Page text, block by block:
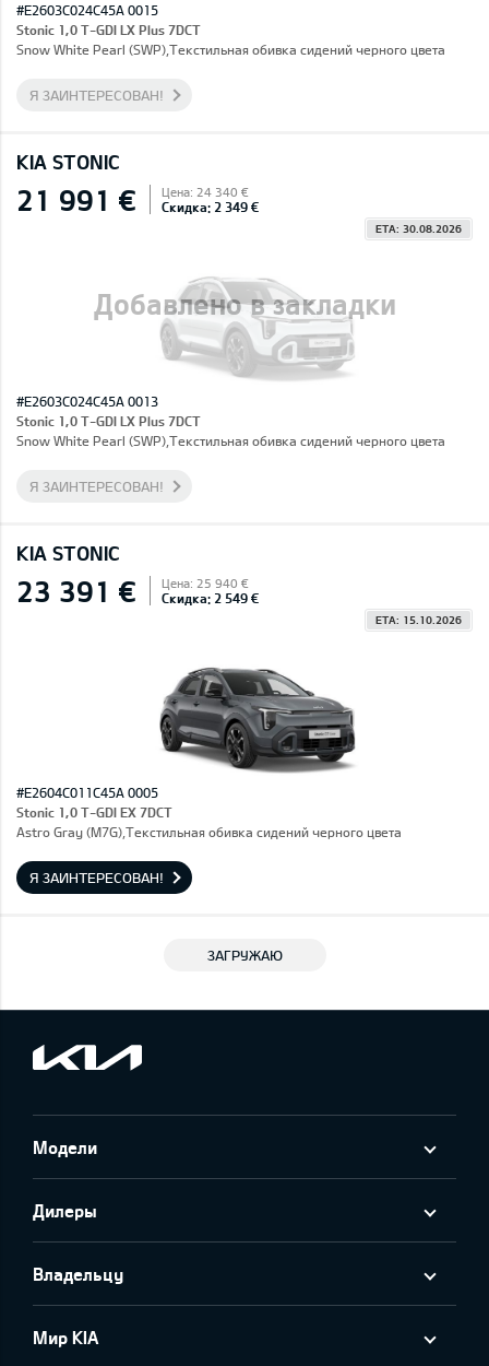
#E2603C024C45A 0015
Stonic 1,0 T-GDI LX Plus 7DCT
Snow White Pearl (SWP),Текстильная обивка сидений черного цвета
Я ЗАИНТЕРЕСОВАН!
KIA STONIC
Добавлено в закладки
21 991 € Цена: 24 340 €
Скидка: 2 349 €
ETA: 30.08.2026
#E2603C024C45A 0013
Stonic 1,0 T-GDI LX Plus 7DCT
Snow White Pearl (SWP),Текстильная обивка сидений черного цвета
Я ЗАИНТЕРЕСОВАН!
KIA STONIC
23 391 € Цена: 25 940 €
Скидка: 2 549 €
ETA: 15.10.2026
#E2604C011C45A 0005
Stonic 1,0 T-GDI EX 7DCT
Astro Gray (M7G),Текстильная обивка сидений черного цвета
Я ЗАИНТЕРЕСОВАН!
ЗАГРУЖАЮ
Модели
Дилеры
Владельцу
Мир KIA